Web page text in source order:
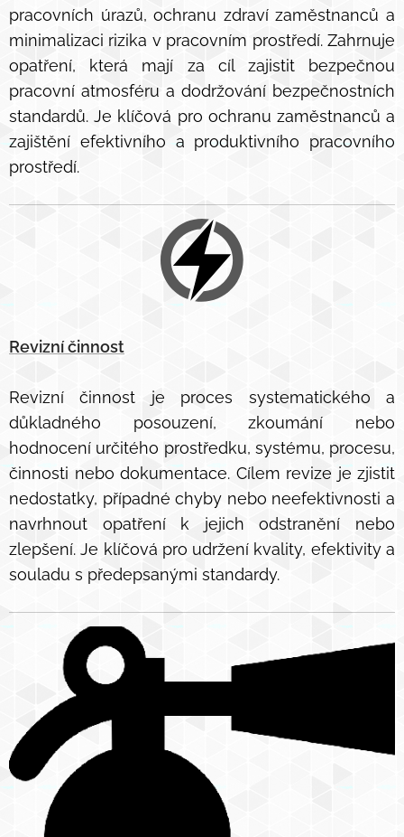
pracovních úrazů, ochranu zdraví zaměstnanců a
minimalizaci rizika v pracovním prostředí. Zahrnuje
opatření, která mají za cíl zajistit bezpečnou
pracovní atmosféru a dodržování bezpečnostních
standardů. Je klíčová pro ochranu zaměstnanců a
zajištění efektivního a produktivního pracovního
prostředí.
Revizní činnost
Revizní činnost je proces systematického a
důkladného posouzení, zkoumání nebo
hodnocení určitého prostředku, systému, procesu,
činnosti nebo dokumentace. Cílem revize je zjistit
nedostatky, případné chyby nebo neefektivnosti a
navrhnout opatření k jejich odstranění nebo
zlepšení. Je klíčová pro udržení kvality, efektivity a
souladu s předepsanými standardy.